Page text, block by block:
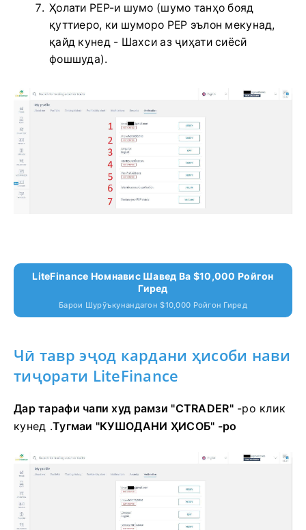
Ҳолати PEP-и шумо (шумо танҳо бояд
қуттиеро, ки шуморо PEP эълон мекунад,
қайд кунед - Шахси аз ҷиҳати сиёсӣ
фошшуда).
LiteFinance Номнавис Шавед Ва $10,000 Ройгон
Гиред
Барои Шурӯъкунандагон $10,000 Ройгон Гиред
Чӣ тавр эҷод кардани ҳисоби нави
тиҷорати LiteFinance
Дар тарафи чапи худ рамзи "CTRADER"-ро клик
кунед .Тугмаи "КУШОДАНИ ҲИСОБ" -ро